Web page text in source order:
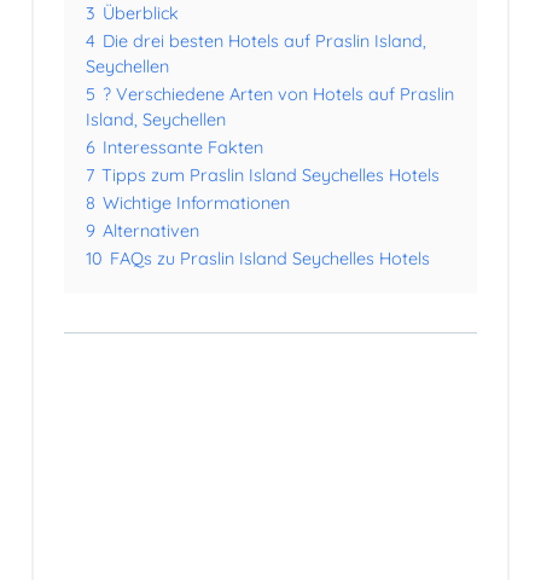
3 Überblick
4 Die drei besten Hotels auf Praslin Island,
Seychellen
5 ?️ Verschiedene Arten von Hotels auf Praslin
Island, Seychellen
6 Interessante Fakten
7 Tipps zum Praslin Island Seychelles Hotels
8 Wichtige Informationen
9 Alternativen
10 FAQs zu Praslin Island Seychelles Hotels